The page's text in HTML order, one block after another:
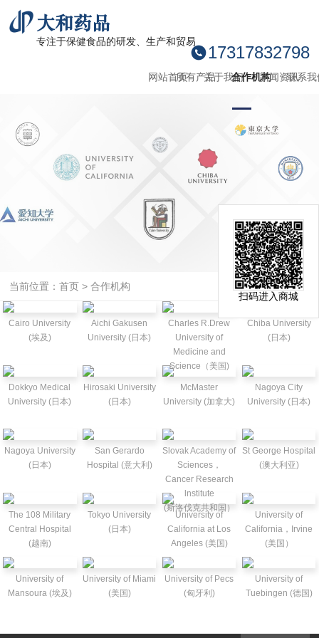
大和药品
专注于保健食品的研发、生产和贸易
17317832798
网站首页所有产品关于我们合作机构新闻资讯联系我
当前位置：首页 >合作机构
Cairo University
(埃及)
Aichi Gakusen
University (日本)
Charles R.Drew
University of
Medicine and
Science（美国)
Chiba University
(日本)
Dokkyo Medical
University (日本)
Hirosaki University
(日本)
McMaster
University (加拿大)
Nagoya City
University (日本)
Nagoya University
(日本)
San Gerardo
Hospital (意大利)
Slovak Academy of
Sciences，
Cancer Research
lnstitute
(斯洛伐克共和国）
St George Hospital
(澳大利亚)
The 108 Military
Central Hospital
(越南)
Tokyo University
(日本)
University of
California at Los
Angeles (美国)
University of
California，Irvine
(美国）
University of
Mansoura (埃及)
University of Miami
(美国)
University of Pecs
(匈牙利)
University of
Tuebingen (德国)
扫码进入商城